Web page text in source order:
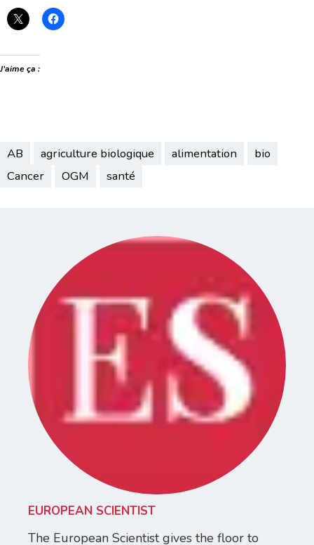
J’aime ça :
AB agriculture biologique alimentation
bio
Cancer
OGM santé
EUROPEAN SCIENTIST
The European Scientist gives the floor to